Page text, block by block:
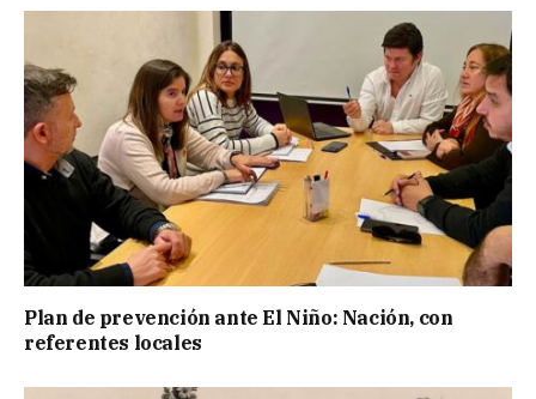
Plan de prevención ante El Niño: Nación, con
referentes locales